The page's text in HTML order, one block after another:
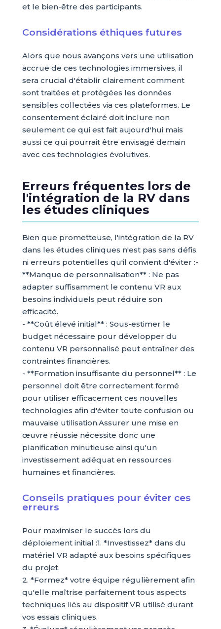
et le bien-être des participants.
Considérations éthiques futures
Alors que nous avançons vers une utilisation
accrue de ces technologies immersives, il
sera crucial d'établir clairement comment
sont traitées et protégées les données
sensibles collectées via ces plateformes. Le
consentement éclairé doit inclure non
seulement ce qui est fait aujourd'hui mais
aussi ce qui pourrait être envisagé demain
avec ces technologies évolutives.
Erreurs fréquentes lors de
l'intégration de la RV dans
les études cliniques
Bien que prometteuse, l'intégration de la RV
dans les études cliniques n'est pas sans défis
ni erreurs potentielles qu'il convient d'éviter :-
**Manque de personnalisation** : Ne pas
adapter suffisamment le contenu VR aux
besoins individuels peut réduire son
efficacité.
- **Coût élevé initial** : Sous-estimer le
budget nécessaire pour développer du
contenu VR personnalisé peut entraîner des
contraintes financières.
- **Formation insuffisante du personnel** : Le
personnel doit être correctement formé
pour utiliser efficacement ces nouvelles
technologies afin d'éviter toute confusion ou
mauvaise utilisation.Assurer une mise en
œuvre réussie nécessite donc une
planification minutieuse ainsi qu'un
investissement adéquat en ressources
humaines et financières.
Conseils pratiques pour éviter ces
erreurs
Pour maximiser le succès lors du
déploiement initial :1. *Investissez* dans du
matériel VR adapté aux besoins spécifiques
du projet.
2. *Formez* votre équipe régulièrement afin
qu'elle maîtrise parfaitement tous aspects
techniques liés au dispositif VR utilisé durant
vos essais cliniques.